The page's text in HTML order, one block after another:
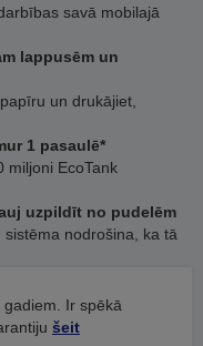
savā mobilajā
lappusēm un
un drukājiet,
1 pasaulē*
miljoni EcoTank
uzpildīt no pudelēm
nodrošina, ka tā
Ir spēkā
šeit